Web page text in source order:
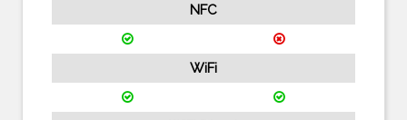
NFC
WiFi